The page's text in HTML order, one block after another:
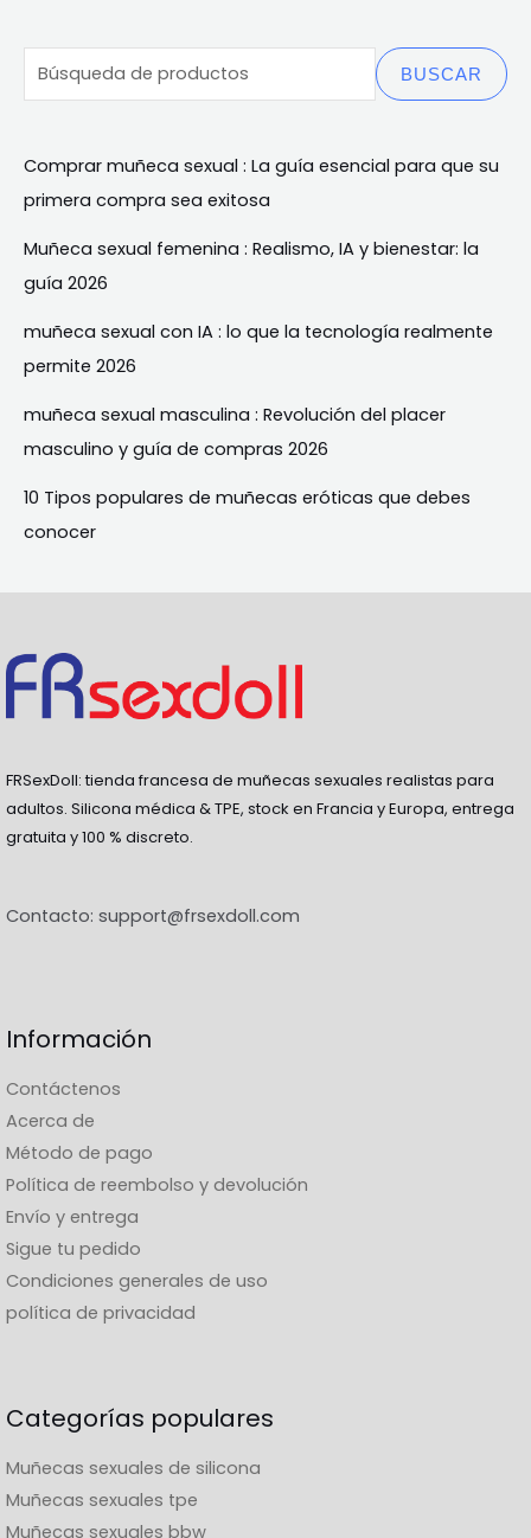
BUSCAR
Comprar muñeca sexual : La guía esencial para que su
primera compra sea exitosa
Muñeca sexual femenina : Realismo, IA y bienestar: la
guía 2026
muñeca sexual con IA : lo que la tecnología realmente
permite 2026
muñeca sexual masculina : Revolución del placer
masculino y guía de compras 2026
10 Tipos populares de muñecas eróticas que debes
conocer
FRSexDoll: tienda francesa de muñecas sexuales realistas para
adultos. Silicona médica & TPE, stock en Francia y Europa, entrega
gratuita y 100 % discreto.
Contacto: support@frsexdoll.com
Información
Contáctenos
Acerca de
Método de pago
Política de reembolso y devolución
Envío y entrega
Sigue tu pedido
Condiciones generales de uso
política de privacidad
Categorías populares
Muñecas sexuales de silicona
Muñecas sexuales tpe
Muñecas sexuales bbw